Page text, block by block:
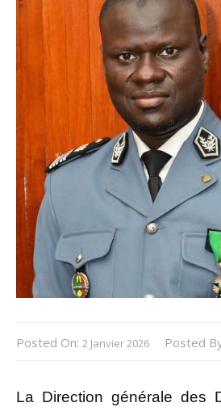
Posted On: 2 Janvier 2026 Posted
La Direction générale des